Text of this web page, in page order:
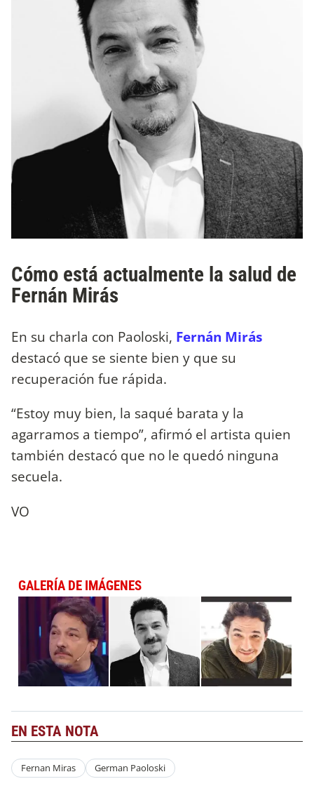
Cómo está actualmente la salud de
Fernán Mirás
En su charla con Paoloski, Fernán Mirás
destacó que se siente bien y que su
recuperación fue rápida.
“Estoy muy bien, la saqué barata y la
agarramos a tiempo”, afirmó el artista quien
también destacó que no le quedó ninguna
secuela.
VO
GALERÍA DE IMÁGENES
EN ESTA NOTA
Fernan Miras German Paoloski